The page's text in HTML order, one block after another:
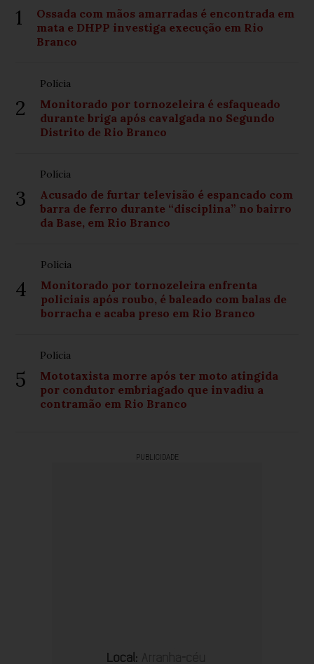
1
Ossada com mãos amarradas é encontrada em
mata e DHPP investiga execução em Rio
Branco
2
Polícia
Monitorado por tornozeleira é esfaqueado
durante briga após cavalgada no Segundo
Distrito de Rio Branco
3
Polícia
Acusado de furtar televisão é espancado com
barra de ferro durante “disciplina” no bairro
da Base, em Rio Branco
4
Polícia
Monitorado por tornozeleira enfrenta
policiais após roubo, é baleado com balas de
borracha e acaba preso em Rio Branco
5
Polícia
Mototaxista morre após ter moto atingida
por condutor embriagado que invadiu a
contramão em Rio Branco
PUBLICIDADE